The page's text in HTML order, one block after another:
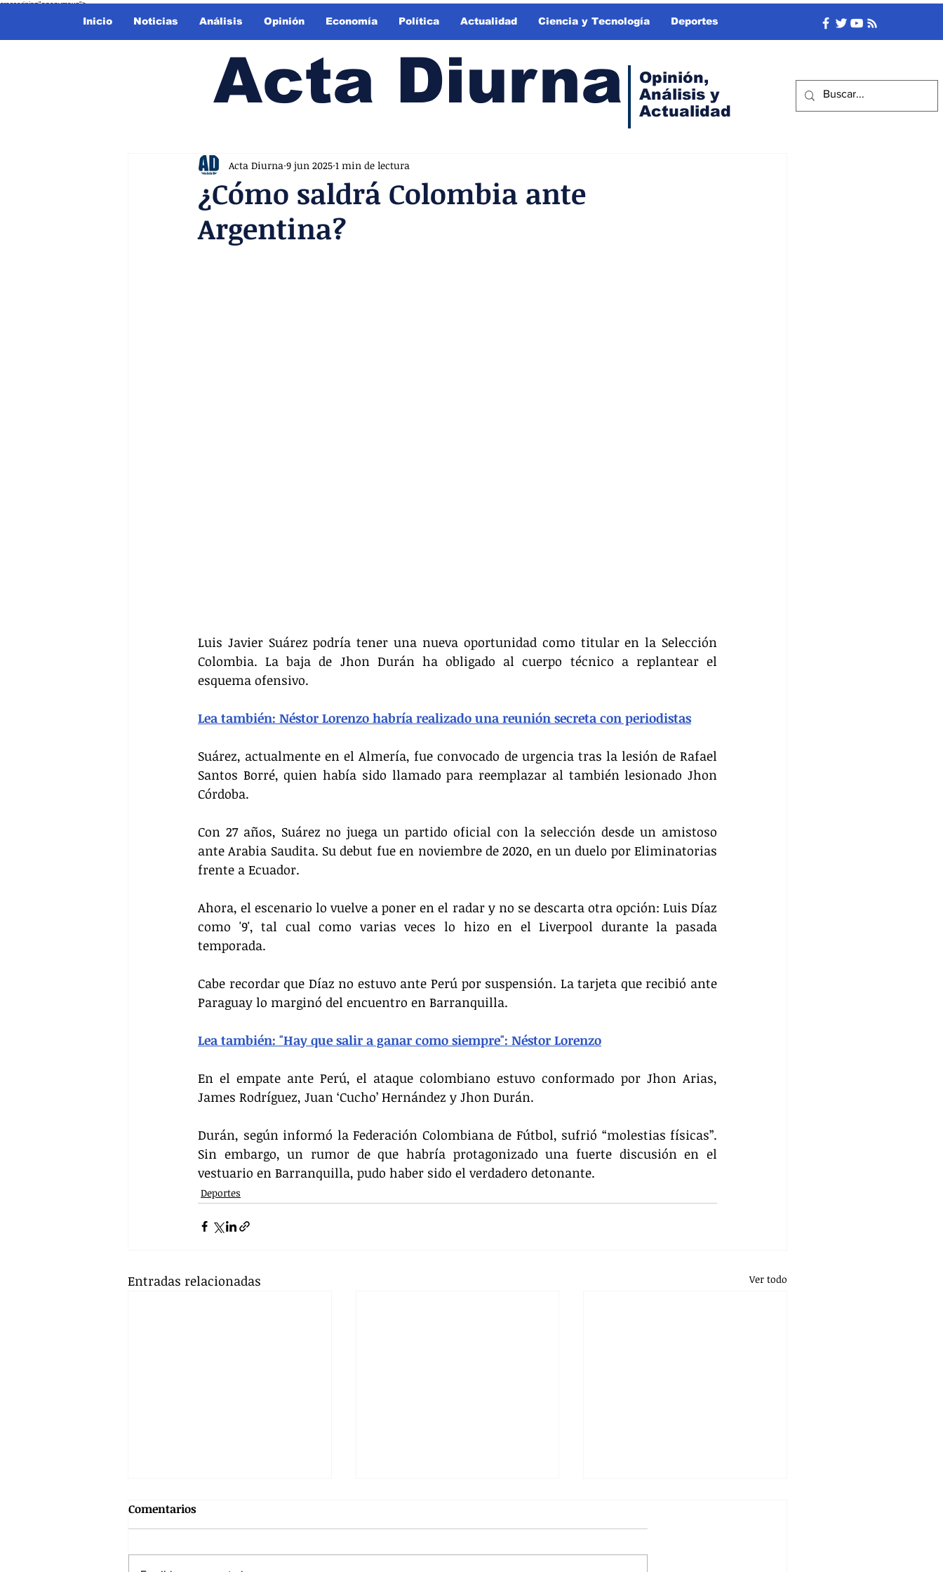
crossorigin="anonymous">
Inicio Noticias Análisis Opinión Economía Política Actualidad Ciencia y Tecnología Deportes
Acta Diurna
Opinión,
Análisis y
Actualidad
¿Cómo saldrá Colombia ante
Argentina?
Acta Diurna 9 jun 2025 1 min de lectura
Luis Javier Suárez podría tener una nueva oportunidad como titular en la Selección
Colombia. La baja de Jhon Durán ha obligado al cuerpo técnico a replantear el
esquema ofensivo.
Lea también: Néstor Lorenzo habría realizado una reunión secreta con periodistas
Suárez, actualmente en el Almería, fue convocado de urgencia tras la lesión de Rafael
Santos Borré, quien había sido llamado para reemplazar al también lesionado Jhon
Córdoba.
Con 27 años, Suárez no juega un partido oficial con la selección desde un amistoso
ante Arabia Saudita. Su debut fue en noviembre de 2020, en un duelo por Eliminatorias
frente a Ecuador.
Ahora, el escenario lo vuelve a poner en el radar y no se descarta otra opción: Luis Díaz
como '9', tal cual como varias veces lo hizo en el Liverpool durante la pasada
temporada.
Cabe recordar que Díaz no estuvo ante Perú por suspensión. La tarjeta que recibió ante
Paraguay lo marginó del encuentro en Barranquilla.
Lea también: "Hay que salir a ganar como siempre": Néstor Lorenzo
En el empate ante Perú, el ataque colombiano estuvo conformado por Jhon Arias,
James Rodríguez, Juan ‘Cucho’ Hernández y Jhon Durán.
Durán, según informó la Federación Colombiana de Fútbol, sufrió “molestias físicas”.
Sin embargo, un rumor de que habría protagonizado una fuerte discusión en el
vestuario en Barranquilla, pudo haber sido el verdadero detonante.
Deportes
Entradas relacionadas Ver todo
Comentarios